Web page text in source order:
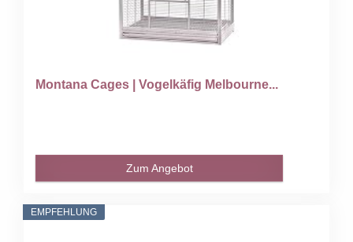
Montana Cages | Vogelkäfig Melbourne...
Zum Angebot
EMPFEHLUNG